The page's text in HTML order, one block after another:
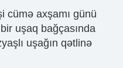
cümə axşamı günü
uşaq bağçasında
uşağın qətlinə